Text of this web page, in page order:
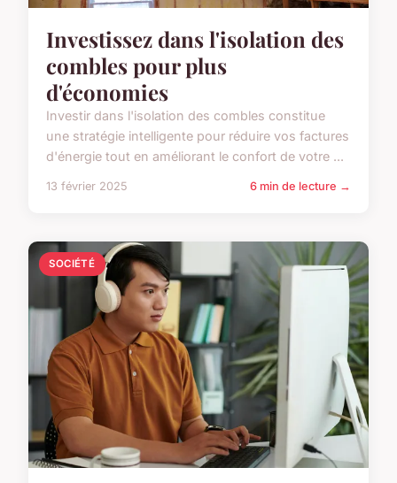
Investissez dans l'isolation des
combles pour plus
d'économies
Investir dans l'isolation des combles constitue
une stratégie intelligente pour réduire vos factures
d'énergie tout en améliorant le confort de votre ...
13 février 2025 6 min de lecture →
SOCIÉTÉ